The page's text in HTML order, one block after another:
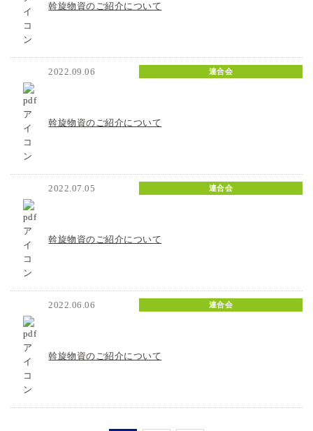
斡旋物資のご紹介について
2022.09.06 連合会
斡旋物資のご紹介について
2022.07.05 連合会
斡旋物資のご紹介について
2022.06.06 連合会
斡旋物資のご紹介について